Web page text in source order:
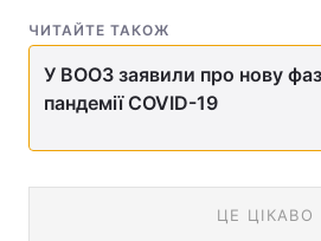
ЧИТАЙТЕ ТАКОЖ
У ВООЗ заявили про нову
пандемії COVID-19